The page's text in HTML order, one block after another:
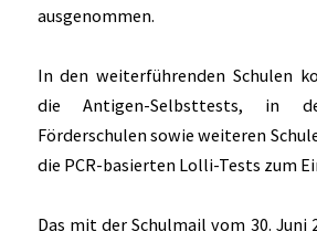
ausgenommen.
In den weiterführenden Schulen
die Antigen-Selbsttests, in
Förderschulen sowie weiteren
die PCR-basierten Lolli-Tests zum
Das mit der Schulmail vom 30. Juni